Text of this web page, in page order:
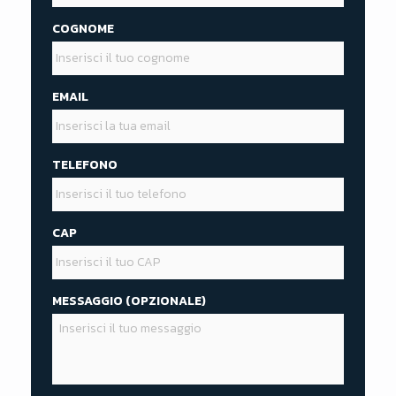
COGNOME
EMAIL
TELEFONO
CAP
MESSAGGIO (OPZIONALE)